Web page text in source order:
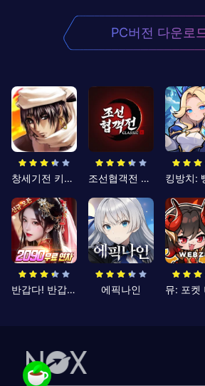
PC버전 다운로
창세기전 키우기 조선협객전 클래식
반갑다! 반갑삼국지 에픽나인